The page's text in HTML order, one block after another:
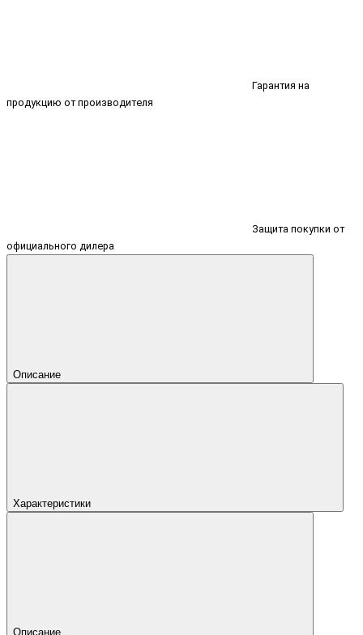
Гарантия на
продукцию от производителя
Защита покупки от
официального дилера
Описание
Характеристики
Описание